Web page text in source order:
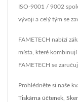
ISO-9001 / 9002
vývoji a celý tým se
FAMETECH nabízí
místa, které
FAMETECH se
Prohlédněte si naše
Tiskárna účtenek